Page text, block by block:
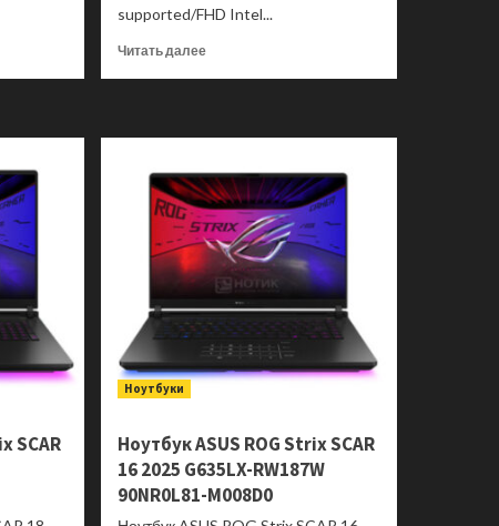
supported/FHD Intel...
Читать далееПрочитать
P400
AiO
P440VAK-
BPC1440
90PT03X6-
M014W0
SCAR
Ноутбуки
Ноутбук ASUS ROG Strix SCAR
16 2025 G635LX-RW187W
90NR0L81-M008D0